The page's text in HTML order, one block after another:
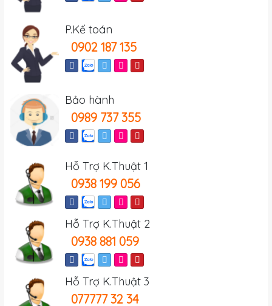
P.Kế toán
0902 187 135
Bảo hành
0989 737 355
Hỗ Trợ K.Thuật 1
0938 199 056
Hỗ Trợ K.Thuật 2
0938 881 059
Hỗ Trợ K.Thuật 3
077777 32 34